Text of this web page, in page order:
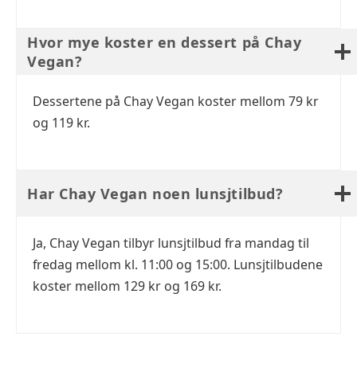
Hvor mye koster en dessert på Chay
Vegan?
Dessertene på Chay Vegan koster mellom 79 kr
og 119 kr.
Har Chay Vegan noen lunsjtilbud?
Ja, Chay Vegan tilbyr lunsjtilbud fra mandag til
fredag mellom kl. 11:00 og 15:00. Lunsjtilbudene
koster mellom 129 kr og 169 kr.